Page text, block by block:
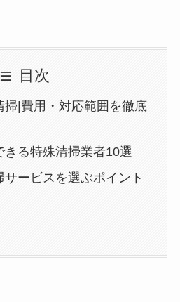
目次
掃|費用・対応範囲を徹底
きる特殊清掃業者10選
ービスを選ぶポイント